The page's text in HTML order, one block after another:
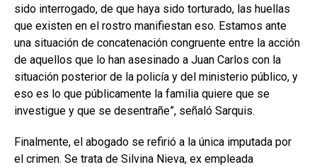
sido interrogado, de que haya sido torturado, las huellas
que existen en el rostro manifiestan eso. Estamos ante
una situación de concatenación congruente entre la acción
de aquellos que lo han asesinado a Juan Carlos con la
situación posterior de la policía y del ministerio público, y
eso es lo que públicamente la familia quiere que se
investigue y que se desentrañe”, señaló Sarquis.
Finalmente, el abogado se refirió a la única imputada por
el crimen. Se trata de Silvina Nieva, ex empleada